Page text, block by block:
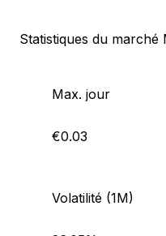
Statistiques du marché
Max. jour
€0.03
Volatilité (1M)